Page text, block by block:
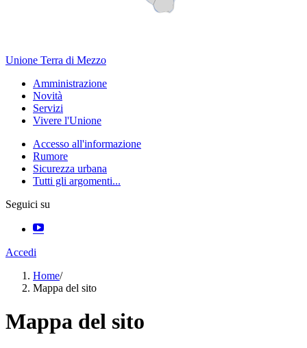
Unione Terra di Mezzo
Amministrazione
Novità
Servizi
Vivere l'Unione
Accesso all'informazione
Rumore
Sicurezza urbana
Tutti gli argomenti...
Seguici su
Accedi
Home/
Mappa del sito
Mappa del sito